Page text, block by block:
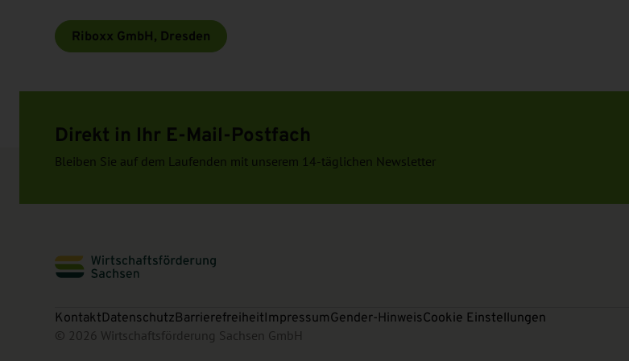
Riboxx GmbH, Dresden
Direkt in Ihr E-Mail-Postfach
Bleiben Sie auf dem Laufenden mit unserem 14-täglichen Newsletter
KontaktDatenschutzBarrierefreiheitImpressumGender-HinweisCookie Einstellungen
© 2026 Wirtschaftsförderung Sachsen GmbH